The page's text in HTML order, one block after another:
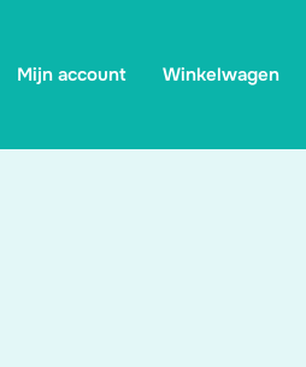
Mijn account Winkelwagen